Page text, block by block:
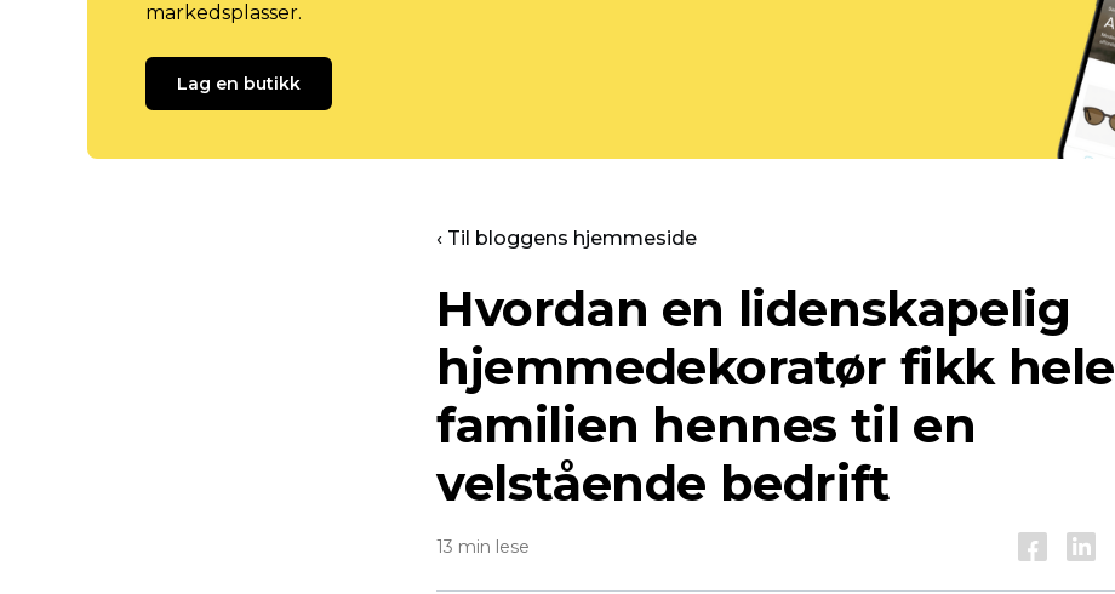
markedsplasser.
Lag en butikk
‹ Til bloggens hjemmeside
Hvordan en lidenskapelig
hjemmedekoratør fikk hele
familien hennes til en
velstående bedrift
13 min lese